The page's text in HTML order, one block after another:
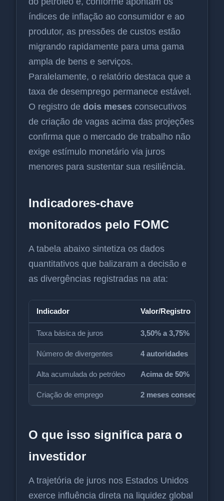
índices de inflação ao consumidor e ao
produtor, as pressões de custos estão
migrando rapidamente para uma gama
ampla de bens e serviços.
Paralelamente, o relatório destaca que a
taxa de desemprego permanece estável.
O registro de dois meses consecutivos
de criação de vagas acima das projeções
confirma que o mercado de trabalho não
exige estímulo monetário via juros
menores para sustentar sua resiliência.
Indicadores-chave
monitorados pelo FOMC
A tabela abaixo sintetiza os dados
quantitativos que balizaram a decisão e
as divergências registradas na ata:
Indicador Valor/Registro
Taxa básica de juros 3,50% a 3,75%
Número de divergentes 4 autoridades
Alta acumulada do petróleo Acima de 50%
Criação de emprego 2 meses consecutivos
O que isso significa para o
investidor
A trajetória de juros nos Estados Unidos
exerce influência direta na liquidez global